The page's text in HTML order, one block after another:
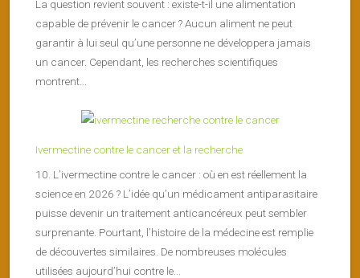
La question revient souvent : existe-t-il une alimentation
capable de prévenir le cancer ? Aucun aliment ne peut
garantir à lui seul qu’une personne ne développera jamais
un cancer. Cependant, les recherches scientifiques
montrent...
Ivermectine contre le cancer et la recherche
10. L’ivermectine contre le cancer : où en est réellement la
science en 2026 ? L’idée qu’un médicament antiparasitaire
puisse devenir un traitement anticancéreux peut sembler
surprenante. Pourtant, l’histoire de la médecine est remplie
de découvertes similaires. De nombreuses molécules
utilisées aujourd’hui contre le...